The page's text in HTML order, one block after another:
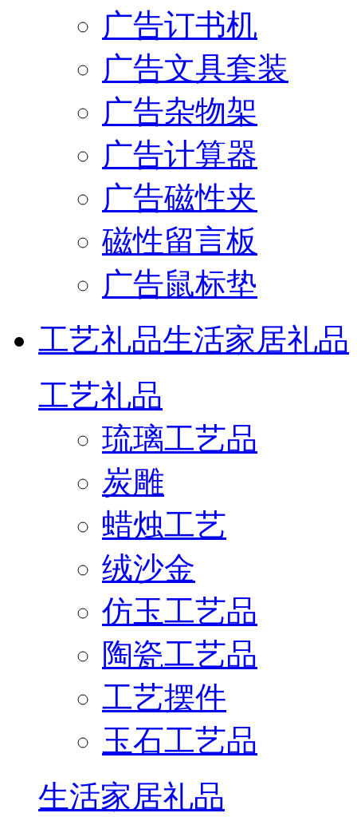
广告订书机
广告文具套装
广告杂物架
广告计算器
广告磁性夹
磁性留言板
广告鼠标垫
工艺礼品生活家居礼品
工艺礼品
琉璃工艺品
炭雕
蜡烛工艺
绒沙金
仿玉工艺品
陶瓷工艺品
工艺摆件
玉石工艺品
生活家居礼品